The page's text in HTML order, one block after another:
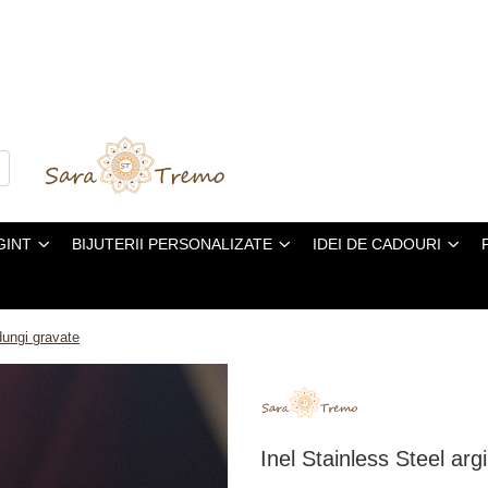
BIJUTERII PERSONALIZATE IDEI DE CADOURI
gravate
Inel Stainless Steel